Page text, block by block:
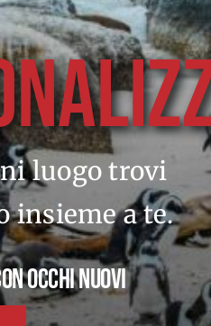
luogo trovi
insieme a te.
OCCHI NUOVI